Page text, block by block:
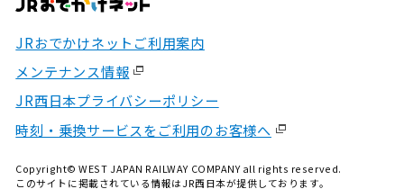
JRおでかけネットご利用案内
メンテナンス情報
JR西日本プライバシーポリシー
時刻・乗換サービスをご利用のお客様へ
Copyright© WEST JAPAN RAILWAY COMPANY all rights reserved.
このサイトに掲載されている情報はJR西日本が提供しております。